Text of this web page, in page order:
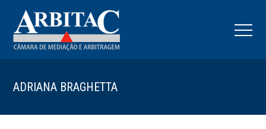
ADRIANA BRAGHETTA